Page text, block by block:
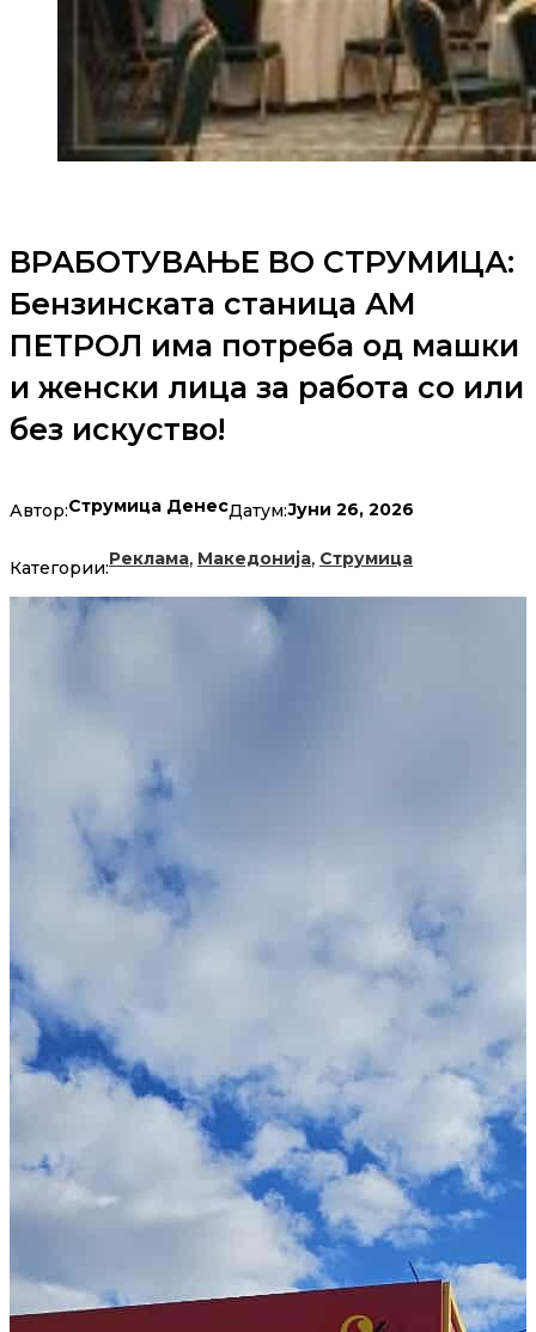
ВРАБОТУВАЊЕ ВО СТРУМИЦА:
Бензинската станица АМ
ПЕТРОЛ има потреба од машки
и женски лица за работа со или
без искуство!
Автор:Струмица ДенесДатум:Јуни 26, 2026
Категории:Реклама, Македонија, Струмица